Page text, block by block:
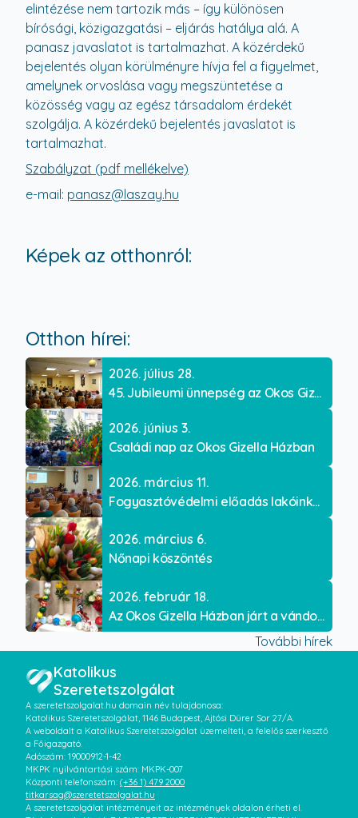
Képek az otthonról:
Otthon hírei:
2026. július 28.
45. Jubileumi ünnepség az Okos Gizella Házban
2026. június 3.
Családi nap az Okos Gizella Házban
2026. március 11.
Fogyasztóvédelmi előadás lakóinknak
2026. március 6.
Nőnapi köszöntés
2026. február 18.
Az Okos Gizella Házban járt a vándorló rózsafüzér
További hírek
elintézése nem tartozik más – így különösen
bírósági, közigazgatási – eljárás hatálya alá. A
panasz javaslatot is tartalmazhat. A közérdekű
bejelentés olyan körülményre hívja fel a figyelmet,
amelynek orvoslása vagy megszüntetése a
közösség vagy az egész társadalom érdekét
szolgálja. A közérdekű bejelentés javaslatot is
tartalmazhat.
Szabályzat (pdf mellékelve)
e-mail: panasz@laszay.hu
Katolikus
Szeretetszolgálat
A szeretetszolgalat.hu domain név tulajdonosa:
Katolikus Szeretetszolgálat, 1146 Budapest, Ajtósi Dürer Sor 27/A.
A weboldalt a Katolikus Szeretetszolgálat üzemelteti, a felelős szerkesztő
a Főigazgató.
Adószám: 19000912-1-42
MKPK nyilvántartási szám: MKPK-007
Központi telefonszám: (+36 1) 479 2000
titkarsag@szeretetszolgalat.hu
A szeretetszolgálat intézményeit az intézmények oldalon érheti el.